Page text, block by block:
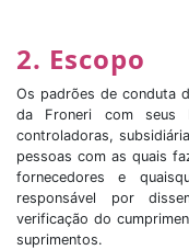
2. Escopo
Os padrões de conduta
da Froneri com seus
controladoras,
pessoas com as quais
fornecedores e
responsável por
verificação do
suprimentos.